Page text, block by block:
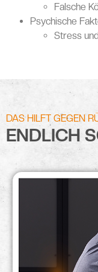
Falsche
Psychische
Stress
DAS HILFT GEGEN
ENDLICH